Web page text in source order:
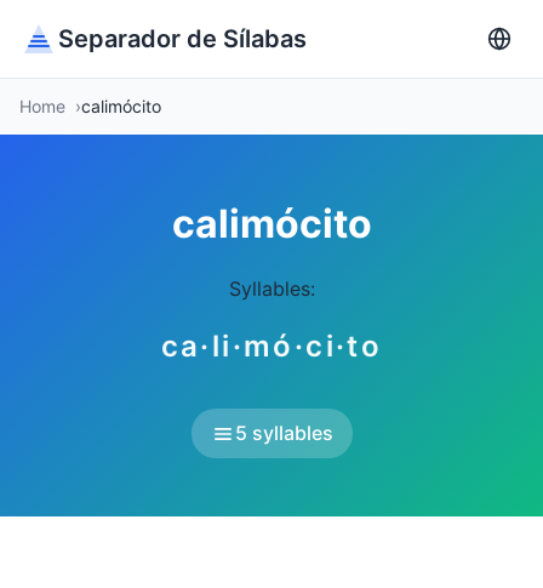
Separador de Sílabas
Home calimócito
calimócito
Syllables:
ca·li·mó·ci·to
5 syllables